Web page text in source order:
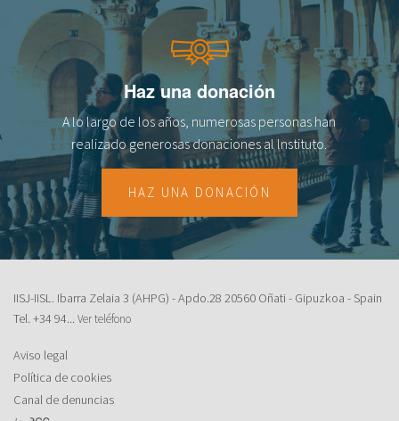
Haz una donación
A lo largo de los años, numerosas personas han
realizado generosas donaciones al lnstituto.
HAZ UNA DONACIÓN
IISJ-IISL. Ibarra Zelaia 3 (AHPG) - Apdo.28 20560 Oñati - Gipuzkoa - Spain
Tel. +34 94... Ver teléfono
Aviso legal
Política de cookies
Canal de denuncias